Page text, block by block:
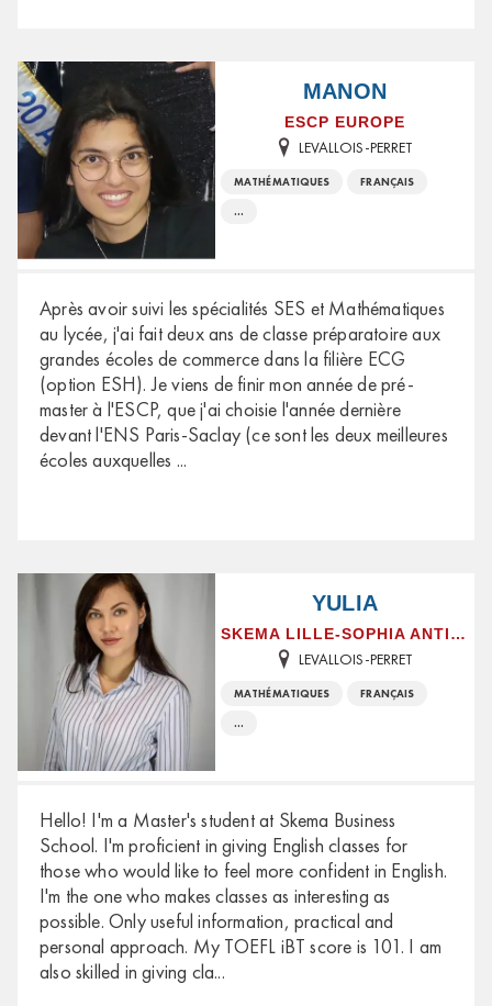
MANON
ESCP EUROPE
LEVALLOIS-PERRET
MATHÉMATIQUES FRANÇAIS
...
Après avoir suivi les spécialités SES et Mathématiques
au lycée, j'ai fait deux ans de classe préparatoire aux
grandes écoles de commerce dans la filière ECG
(option ESH). Je viens de finir mon année de pré-
master à l'ESCP, que j'ai choisie l'année dernière
devant l'ENS Paris-Saclay (ce sont les deux meilleures
écoles auxquelles ...
YULIA
SKEMA LILLE-SOPHIA ANTIPOLIS
LEVALLOIS-PERRET
MATHÉMATIQUES FRANÇAIS
...
Hello! I'm a Master's student at Skema Business
School. I'm proficient in giving English classes for
those who would like to feel more confident in English.
I'm the one who makes classes as interesting as
possible. Only useful information, practical and
personal approach. My TOEFL iBT score is 101. I am
also skilled in giving cla...